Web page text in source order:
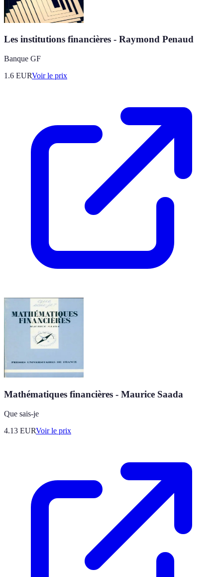
Les institutions financières - Raymond Penaud
Banque GF
1.6 EURVoir le prix
Mathématiques financières - Maurice Saada
Que sais-je
4.13 EURVoir le prix